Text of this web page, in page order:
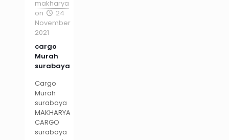
makharya
on
24
November
2021
cargo
Murah
surabaya
Cargo
Murah
surabaya
MAKHARYA
CARGO
surabaya